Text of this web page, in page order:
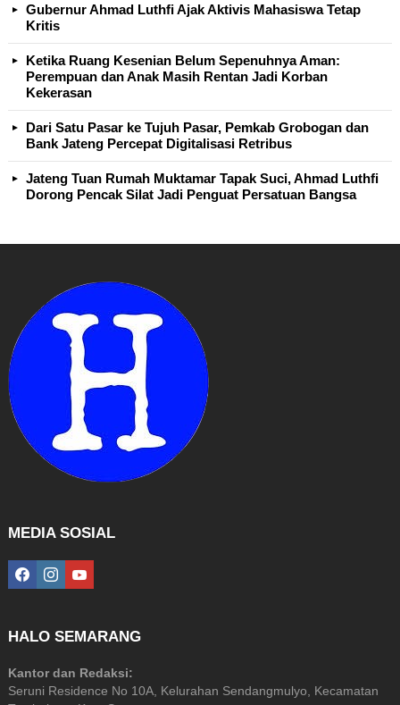
Gubernur Ahmad Luthfi Ajak Aktivis Mahasiswa Tetap
Kritis
Ketika Ruang Kesenian Belum Sepenuhnya Aman:
Perempuan dan Anak Masih Rentan Jadi Korban
Kekerasan
Dari Satu Pasar ke Tujuh Pasar, Pemkab Grobogan dan
Bank Jateng Percepat Digitalisasi Retribus
Jateng Tuan Rumah Muktamar Tapak Suci, Ahmad Luthfi
Dorong Pencak Silat Jadi Penguat Persatuan Bangsa
MEDIA SOSIAL
facebookinstagramyoutube
HALO SEMARANG
Kantor dan Redaksi:
Seruni Residence No 10A, Kelurahan Sendangmulyo, Kecamatan